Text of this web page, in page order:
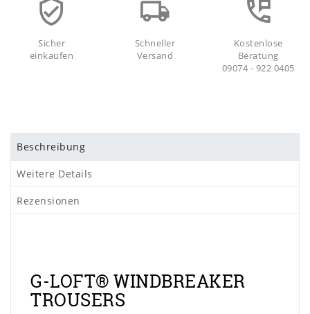
Sicher
einkaufen
Schneller
Versand
Kostenlose
Beratung
09074 - 922 0405
Beschreibung
Weitere Details
Rezensionen
G-LOFT® WINDBREAKER
TROUSERS